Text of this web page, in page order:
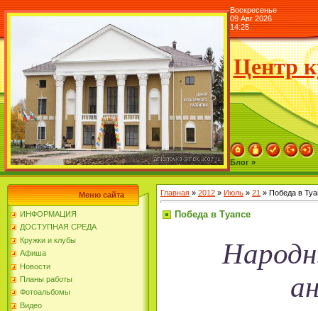
Воскресенье
09 Авг 2026
14:25
Центр
Блог »
Меню сайта
ИНФОРМАЦИЯ
ДОСТУПНАЯ СРЕДА
Кружки и клубы
Афиша
Новости
Планы работы
Фотоальбомы
Видео
Главная » 2012 » Июль » 21 » Победа в
Победа в Туапсе